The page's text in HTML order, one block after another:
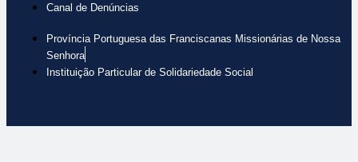
Canal de Denúncias
Província Portuguesa das Franciscanas Missionárias de Nossa
Senhora
Instituição Particular de Solidariedade Social